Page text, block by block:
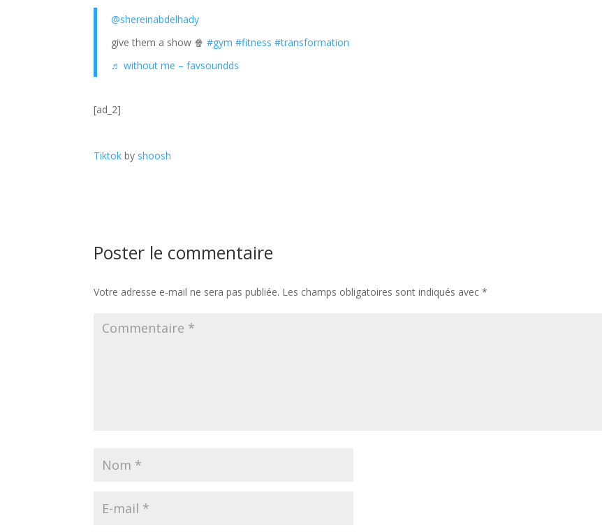
@shereinabdelhady
give them a show 🍿#gym #fitness #transformation
♬ without me – favsoundds
[ad_2]
Tiktokby shoosh
Poster le commentaire
Votre adresse e-mail ne sera pas publiée. Les champs obligatoires sont indiqués avec*